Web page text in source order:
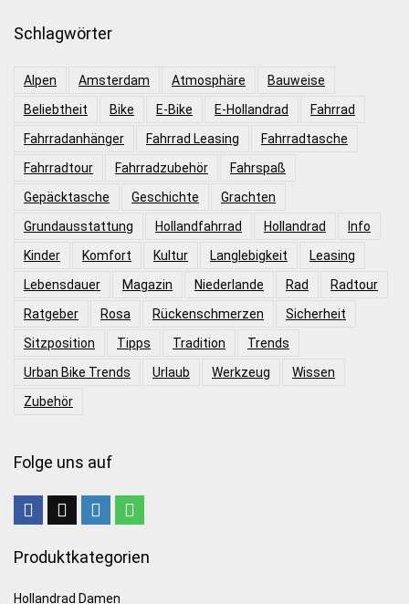
Schlagwörter
Alpen Amsterdam Atmosphäre
Bauweise
Beliebtheit
Bike E-Bike E-Hollandrad
Fahrrad
Fahrradanhänger
Fahrrad Leasing
Fahrradtasche
Fahrradtour
Fahrradzubehör
Fahrspaß
Gepäcktasche
Geschichte
Grachten
Grundausstattung
Hollandfahrrad Hollandrad
Info
Kinder
Komfort Kultur Langlebigkeit
Leasing
Lebensdauer
Magazin Niederlande Rad
Radtour
Ratgeber
Rosa Rückenschmerzen
Sicherheit
Sitzposition
Tipps Tradition
Trends
Urban Bike Trends
Urlaub Werkzeug
Wissen
Zubehör
Folge uns auf
Produktkategorien
Hollandrad Damen